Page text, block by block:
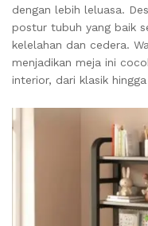
dengan lebih leluasa.
postur tubuh yang baik
kelelahan dan cedera.
menjadikan meja ini
interior, dari klasik